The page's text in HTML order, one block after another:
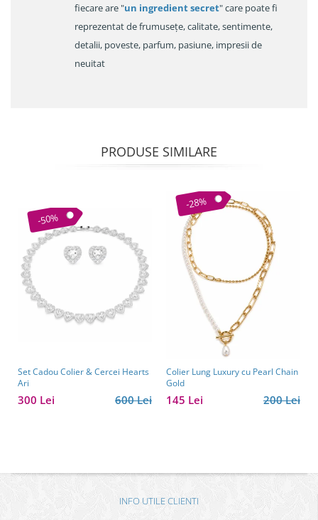
fiecare are "un ingredient secret" care poate fi
reprezentat de frumusețe, calitate, sentimente,
detalii, poveste, parfum, pasiune, impresii de
neuitat
PRODUSE SIMILARE
-50%
Set Cadou Colier & Cercei Hearts
Ari
600 Lei
300 Lei
-28%
Colier Lung Luxury cu Pearl Chain
Gold
200 Lei
145 Lei
INFO UTILE CLIENTI